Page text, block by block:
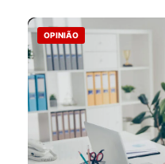
OPINIÃO